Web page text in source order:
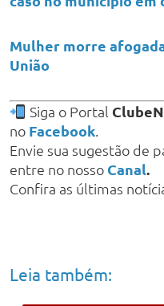
Mulher morre
União
Siga o Portal
no Facebook.
Envie sua sugestão de
entre no nosso Canal.
Confira as últimas
Leia também: